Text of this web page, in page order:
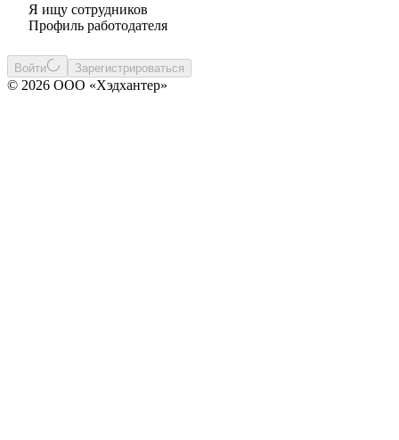
Я ищу сотрудников
Профиль работодателя
Войти Зарегистрироваться
© 2026 ООО «Хэдхантер»